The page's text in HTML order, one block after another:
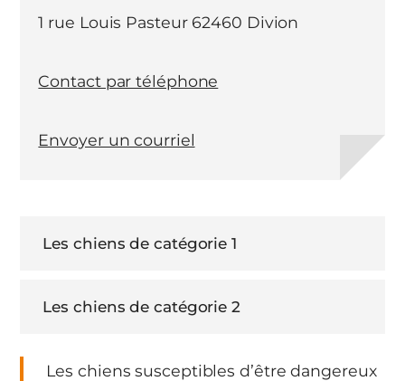
Les chiens susceptibles d’être dangereux
1 rue Louis Pasteur 62460 Divion
Contact par téléphone
Envoyer un courriel
Les chiens de catégorie 1
Les chiens de catégorie 2